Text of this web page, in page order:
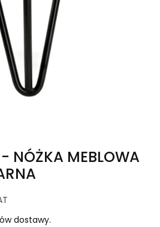
NÓŻKA MEBLOWA
dostawy.